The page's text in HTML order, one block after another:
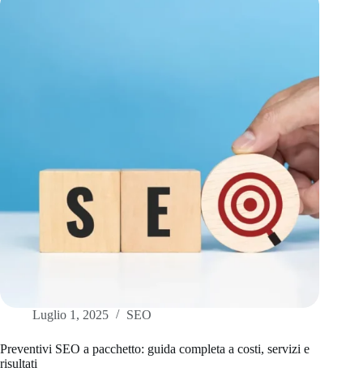
Luglio 1, 2025 SEO
Preventivi SEO a pacchetto: guida completa a costi, servizi e
risultati